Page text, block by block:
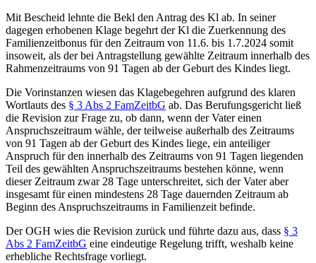
Mit Bescheid lehnte die Bekl den Antrag des Kl ab. In seiner
dagegen erhobenen Klage begehrt der Kl die Zuerkennung des
Familienzeitbonus für den Zeitraum von 11.6. bis 1.7.2024 somit
insoweit, als der bei Antragstellung gewählte Zeitraum innerhalb des
Rahmenzeitraums von 91 Tagen ab der Geburt des Kindes liegt.
Die Vorinstanzen wiesen das Klagebegehren aufgrund des klaren
Wortlauts des § 3 Abs 2 FamZeitbG ab. Das Berufungsgericht ließ
die Revision zur Frage zu, ob dann, wenn der Vater einen
Anspruchszeitraum wähle, der teilweise außerhalb des Zeitraums
von 91 Tagen ab der Geburt des Kindes liege, ein anteiliger
Anspruch für den innerhalb des Zeitraums von 91 Tagen liegenden
Teil des gewählten Anspruchszeitraums bestehen könne, wenn
dieser Zeitraum zwar 28 Tage unterschreitet, sich der Vater aber
insgesamt für einen mindestens 28 Tage dauernden Zeitraum ab
Beginn des Anspruchszeitraums in Familienzeit befinde.
Der OGH wies die Revision zurück und führte dazu aus, dass § 3
Abs 2 FamZeitbG eine eindeutige Regelung trifft, weshalb keine
erhebliche Rechtsfrage vorliegt.